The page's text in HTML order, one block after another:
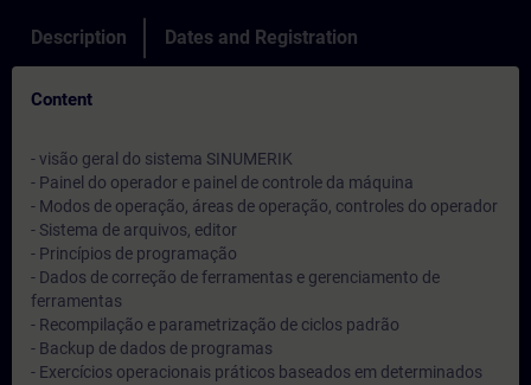
Description Dates and Registration
Content
- visão geral do sistema SINUMERIK
- Painel do operador e painel de controle da máquina
- Modos de operação, áreas de operação, controles do operador
- Sistema de arquivos, editor
- Princípios de programação
- Dados de correção de ferramentas e gerenciamento de
ferramentas
- Recompilação e parametrização de ciclos padrão
- Backup de dados de programas
- Exercícios operacionais práticos baseados em determinados